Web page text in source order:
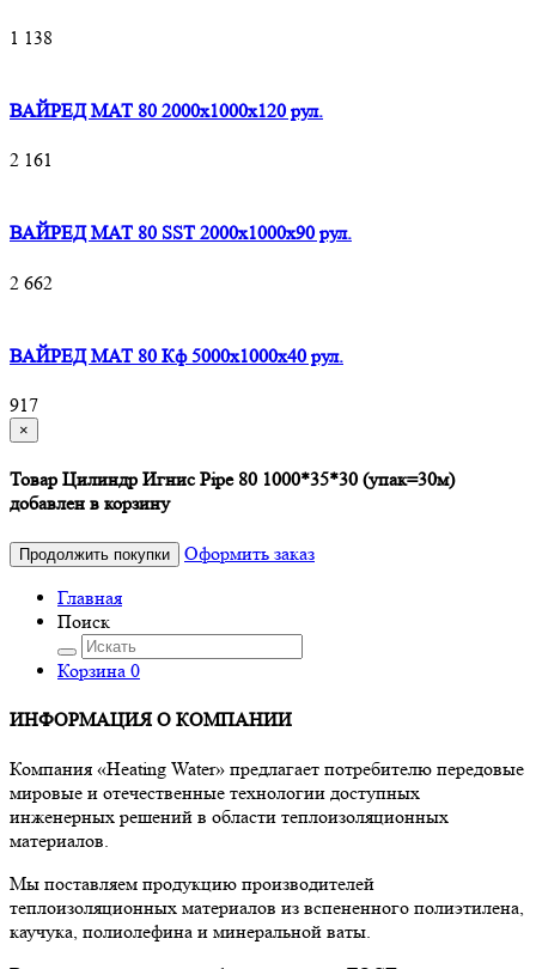
1 138
ВАЙРЕД МАТ 80 2000x1000x120 рул.
2 161
ВАЙРЕД МАТ 80 SST 2000x1000x90 рул.
2 662
ВАЙРЕД МАТ 80 Кф 5000x1000x40 рул.
917
×
Товар Цилиндр Игнис Pipe 80 1000*35*30 (упак=30м)
добавлен в корзину
Продолжить покупки
Оформить заказ
Главная
Поиск
Корзина 0
ИНФОРМАЦИЯ О КОМПАНИИ
Компания «Heating Water» предлагает потребителю передовые
мировые и отечественные технологии доступных
инженерных решений в области теплоизоляционных
материалов.
Мы поставляем продукцию производителей
теплоизоляционных материалов из вспененного полиэтилена,
каучука, полиолефина и минеральной ваты.